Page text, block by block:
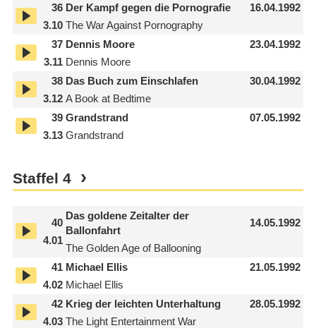
36
3.10
Der Kampf gegen die Pornografie
The War Against Pornography
16.04.1992
37
3.11
Dennis Moore
Dennis Moore
23.04.1992
38
3.12
Das Buch zum Einschlafen
A Book at Bedtime
30.04.1992
39
3.13
Grandstrand
Grandstrand
07.05.1992
Staffel 4
40
4.01
Das goldene Zeitalter der
Ballonfahrt
The Golden Age of Ballooning
14.05.1992
41
4.02
Michael Ellis
Michael Ellis
21.05.1992
42
4.03
Krieg der leichten Unterhaltung
The Light Entertainment War
28.05.1992